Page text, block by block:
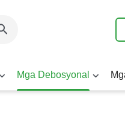
Mga Debosyonal